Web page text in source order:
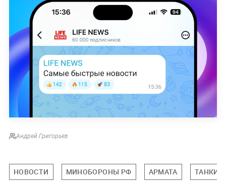
Андрей Григорьев
НОВОСТИ МИНОБОРОНЫ РФ АРМАТА ТАНКИ